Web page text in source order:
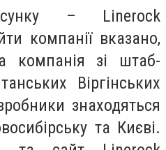
– Linerock
компанії вказано,
компанія зі штаб-
Віргінських
знаходяться
та Києві.